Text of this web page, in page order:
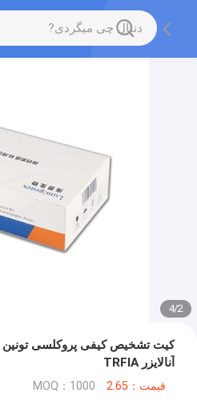
2
/
4
آنالایزر TRFIA
قیمت：2.65 MOQ：1000